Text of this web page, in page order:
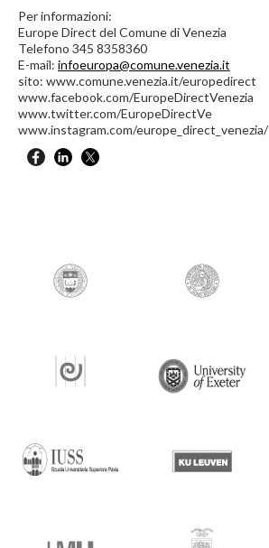
Per informazioni:
Europe Direct del Comune di Venezia
Telefono 345 8358360
E-mail: infoeuropa@comune.venezia.it
sito: www.comune.venezia.it/europedirect
www.facebook.com/EuropeDirectVenezia
www.twitter.com/EuropeDirectVe
www.instagram.com/europe_direct_venezia/